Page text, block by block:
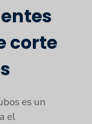
corte
es un
el